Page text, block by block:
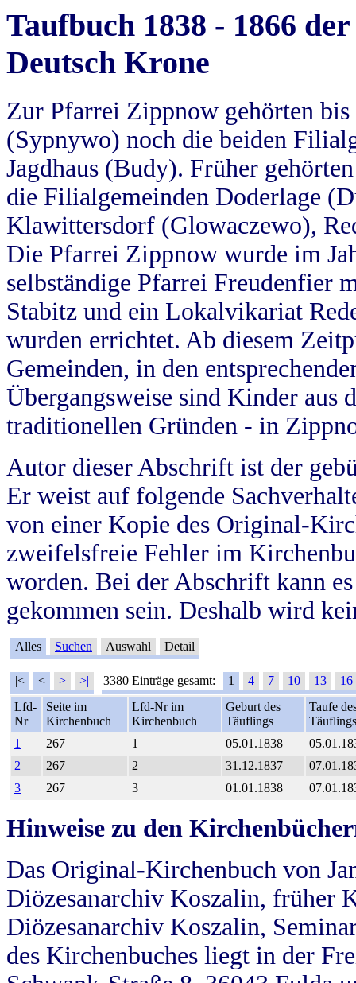
Taufbuch 1838 - 1866
Deutsch Krone
Zur Pfarrei Zippnow gehörten
(Sypnywo) noch die beiden
Jagdhaus (Budy). Früher
die Filialgemeinden Doderlage
Klawittersdorf (Glowaczewo),
Die Pfarrei Zippnow wurde im
selbständige Pfarrei Freudenfier
Stabitz und ein Lokalvikariat
wurden errichtet. Ab diesem
Gemeinden, in den
Übergangsweise sind Kinder aus
traditionellen Gründen - in
Autor dieser Abschrift ist der
Er weist auf folgende
von einer Kopie des Original-
zweifelsfreie Fehler im
worden. Bei der Abschrift kann
gekommen sein. Deshalb wird
Alles Suchen Auswahl Detail
|< < > >| 3380 Einträge gesamt: 1 4 7 10 13
16
Lfd-
Nr
Seite im
Kirchenbuch
Lfd-Nr im
Kirchenbuch
Geburt des
Täuflings
Taufe
Täuflings
1
267 1 05.01.1838
2
267 2 31.12.1837
3
267 3 01.01.1838
Hinweise zu den
Das Original-Kirchenbuch von
Diözesanarchiv Koszalin, früher
Diözesanarchiv Koszalin,
des Kirchenbuches liegt in der